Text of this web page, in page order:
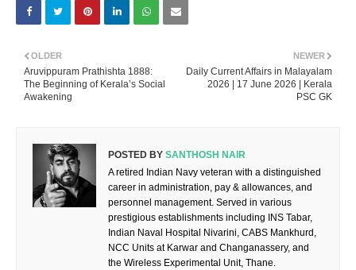
NEWER
Daily Current Affairs in Malayalam
2026 | 17 June 2026 | Kerala
PSC GK
OLDER
Aruvippuram Prathishta 1888:
The Beginning of Kerala’s Social
Awakening
POSTED BY SANTHOSH NAIR
A retired Indian Navy veteran with a distinguished
career in administration, pay & allowances, and
personnel management. Served in various
prestigious establishments including INS Tabar,
Indian Naval Hospital Nivarini, CABS Mankhurd,
NCC Units at Karwar and Changanassery, and
the Wireless Experimental Unit, Thane.